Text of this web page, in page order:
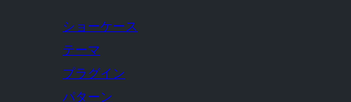
ショーケース
テーマ
プラグイン
パターン